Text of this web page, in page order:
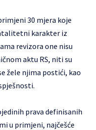
30 mjera koje
karakter iz
revizora one nisu
aktu RS, niti su
žele njima postići, kao
prava definisanih
u primjeni, najčešće